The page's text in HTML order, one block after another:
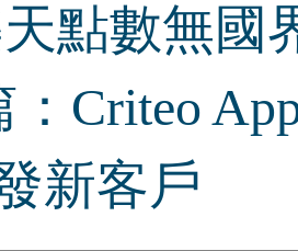
天點數無
：Criteo
新客戶